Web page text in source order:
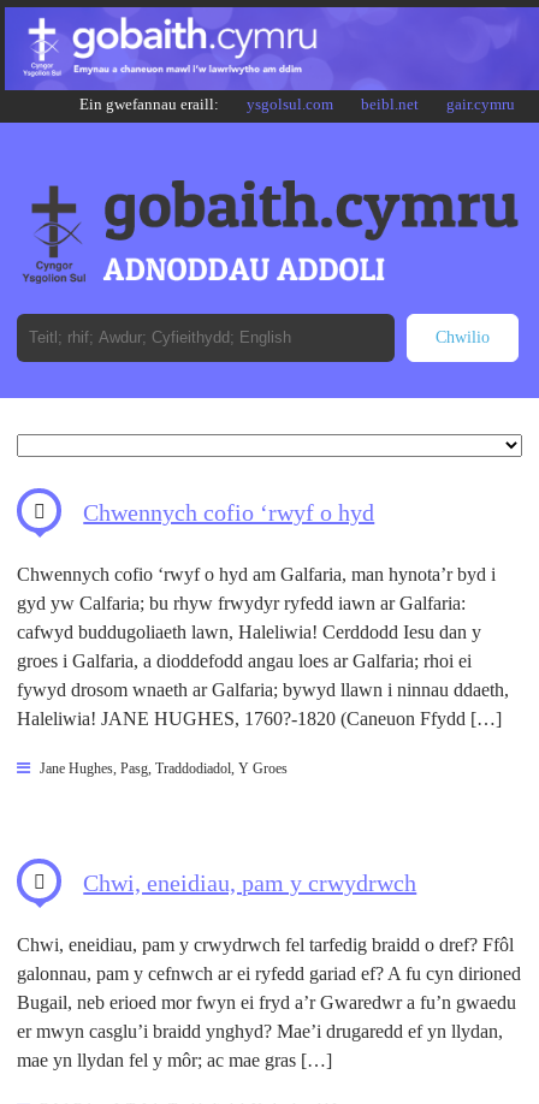
Ein gwefannau eraill: ysgolsul.com beibl.net gair.cymru
Chwennych cofio ‘rwyf o hyd
Chwennych cofio ‘rwyf o hyd am Galfaria, man hynota’r byd i
gyd yw Calfaria; bu rhyw frwydyr ryfedd iawn ar Galfaria:
cafwyd buddugoliaeth lawn, Haleliwia! Cerddodd Iesu dan y
groes i Galfaria, a dioddefodd angau loes ar Galfaria; rhoi ei
fywyd drosom wnaeth ar Galfaria; bywyd llawn i ninnau ddaeth,
Haleliwia! JANE HUGHES, 1760?-1820 (Caneuon Ffydd […]
Jane Hughes Pasg Traddodiadol Y Groes
Chwi, eneidiau, pam y crwydrwch
Chwi, eneidiau, pam y crwydrwch fel tarfedig braidd o dref? Ffôl
galonnau, pam y cefnwch ar ei ryfedd gariad ef? A fu cyn dirioned
Bugail, neb erioed mor fwyn ei fryd a’r Gwaredwr a fu’n gwaedu
er mwyn casglu’i braidd ynghyd? Mae’i drugaredd ef yn llydan,
mae yn llydan fel y môr; ac mae gras […]